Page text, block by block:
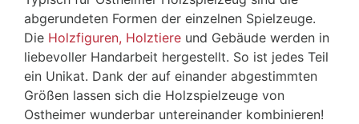
abgerundeten Formen der einzelnen Spielzeuge.
Die Holzfiguren, Holztiere und Gebäude werden in
liebevoller Handarbeit hergestellt. So ist jedes Teil
ein Unikat. Dank der auf einander abgestimmten
Größen lassen sich die Holzspielzeuge von
Ostheimer wunderbar untereinander kombinieren!